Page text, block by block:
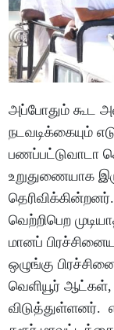
அப்போதும் கூட
நடவடிக்கையும்
பணப்பட்டுவாடா
உறுதுணையாக
வெற்றிபெற
மானப்
ஒழுங்கு
வெளியூர் ஆட்கள்,